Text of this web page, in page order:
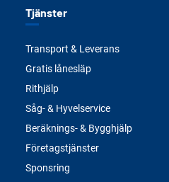
Tjänster
Transport & Leverans
Gratis lånesläp
Rithjälp
Såg- & Hyvelservice
Beräknings- & Bygghjälp
Företagstjänster
Sponsring